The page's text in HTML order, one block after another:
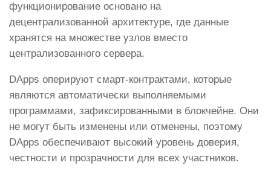
функционирование основано на
децентрализованной архитектуре, где данные
хранятся на множестве узлов вместо
централизованного сервера.
DApps оперируют смарт-контрактами, которые
являются автоматически выполняемыми
программами, зафиксированными в блокчейне. Они
не могут быть изменены или отменены, поэтому
DApps обеспечивают высокий уровень доверия,
честности и прозрачности для всех участников.